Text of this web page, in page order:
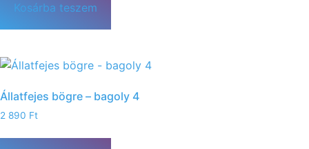
Kosárba teszem
Állatfejes bögre – bagoly 4
2 890 Ft